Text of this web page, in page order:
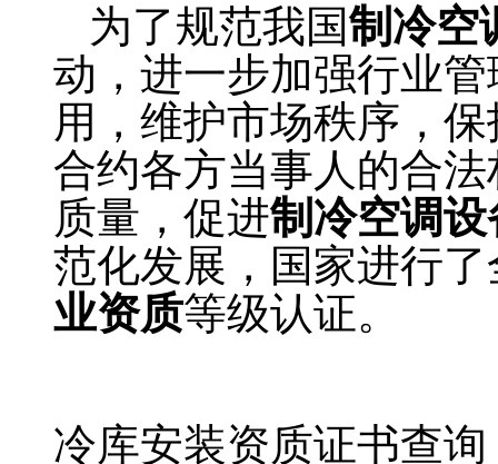
为了规范我国制冷空
动，进一步加强行业
用，维护市场秩序，保
合约各方当事人的合
质量，促进制冷空调
范化发展，国家进行了
业资质等级认证。
冷库安装资质证书查询